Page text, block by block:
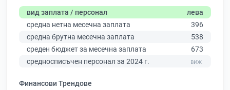
вид заплата / персонал
лева
средна нетна месечна заплата
396
средна брутна месечна заплата
538
среден бюджет за месечна заплата
673
средносписъчен персонал за 2024 г.
Финансови Трендове